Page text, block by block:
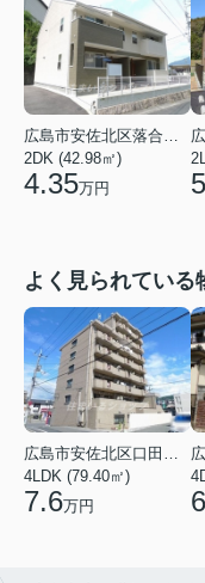
2DK (42.98㎡)
4.35万円
よく見られている
4LDK (79.40㎡)
7.6万円